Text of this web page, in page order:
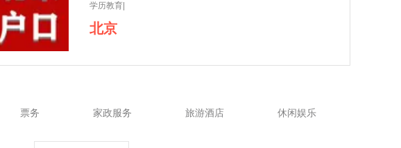
学历教育|
北京
票务 家政服务 旅游酒店 休闲娱乐